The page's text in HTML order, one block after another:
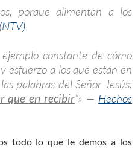
porque alimentan a los
constante de cómo
esfuerzo a los que están en
palabras del Señor Jesús:
que en recibir”» — Hechos
todo lo que le demos a los